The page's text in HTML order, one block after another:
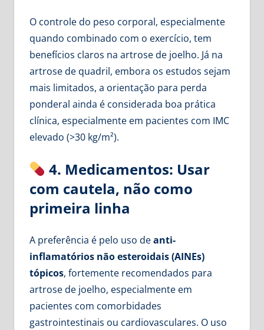
O controle do peso corporal, especialmente
quando combinado com o exercício, tem
benefícios claros na artrose de joelho. Já na
artrose de quadril, embora os estudos sejam
mais limitados, a orientação para perda
ponderal ainda é considerada boa prática
clínica, especialmente em pacientes com IMC
elevado (>30 kg/m²).
4. Medicamentos: Usar
com cautela, não como
primeira linha
A preferência é pelo uso deanti-
inflamatórios não esteroidais (AINEs)
tópicos, fortemente recomendados para
artrose de joelho, especialmente em
pacientes com comorbidades
gastrointestinais ou cardiovasculares. O uso